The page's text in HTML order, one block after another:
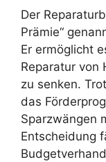
Der
Prämie“
Er ermöglicht
Reparatur von
zu senken.
das
Sparzwängen
Entscheidung